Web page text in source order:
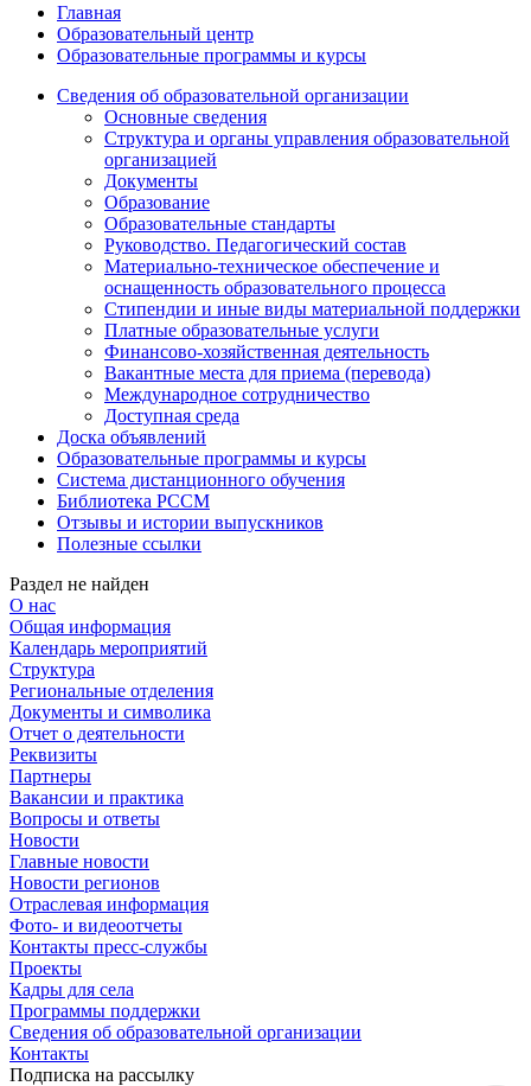
Главная
Образовательный центр
Образовательные программы и курсы
Сведения об образовательной организации
Основные сведения
Структура и органы управления образовательной
организацией
Документы
Образование
Образовательные стандарты
Руководство. Педагогический состав
Материально-техническое обеспечение и
оснащенность образовательного процесса
Стипендии и иные виды материальной поддержки
Платные образовательные услуги
Финансово-хозяйственная деятельность
Вакантные места для приема (перевода)
Международное сотрудничество
Доступная среда
Доска объявлений
Образовательные программы и курсы
Система дистанционного обучения
Библиотека РССМ
Отзывы и истории выпускников
Полезные ссылки
Раздел не найден
О нас
Общая информация
Календарь мероприятий
Структура
Региональные отделения
Документы и символика
Отчет о деятельности
Реквизиты
Партнеры
Вакансии и практика
Вопросы и ответы
Новости
Главные новости
Новости регионов
Отраслевая информация
Фото- и видеоотчеты
Контакты пресс-службы
Проекты
Кадры для села
Программы поддержки
Сведения об образовательной организации
Контакты
Подписка на рассылку